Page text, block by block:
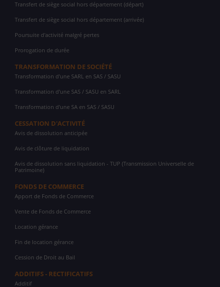
Transfert de siège social hors département (départ)
Transfert de siège social hors département (arrivée)
Poursuite d'activité malgré pertes
Prorogation de durée
TRANSFORMATION DE SOCIÉTÉ
Transformation d'une SARL en SAS / SASU
Transformation d'une SAS / SASU en SARL
Transformation d'une SA en SAS / SASU
CESSATION D'ACTIVITÉ
Avis de dissolution anticipée
Avis de clôture de liquidation
Avis de dissolution sans liquidation - TUP (Transmission Universelle de
Patrimoine)
FONDS DE COMMERCE
Apport de Fonds de Commerce
Vente de Fonds de Commerce
Location gérance
Fin de location gérance
Cession de Droit au Bail
ADDITIFS - RECTIFICATIFS
Additif